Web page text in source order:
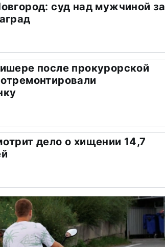
суд над мужчиной за
после прокурорской
дело о хищении 14,7